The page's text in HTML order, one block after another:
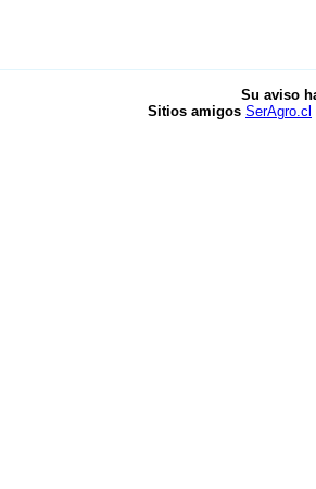
Su aviso
Sitios amigos SerAgro.cl